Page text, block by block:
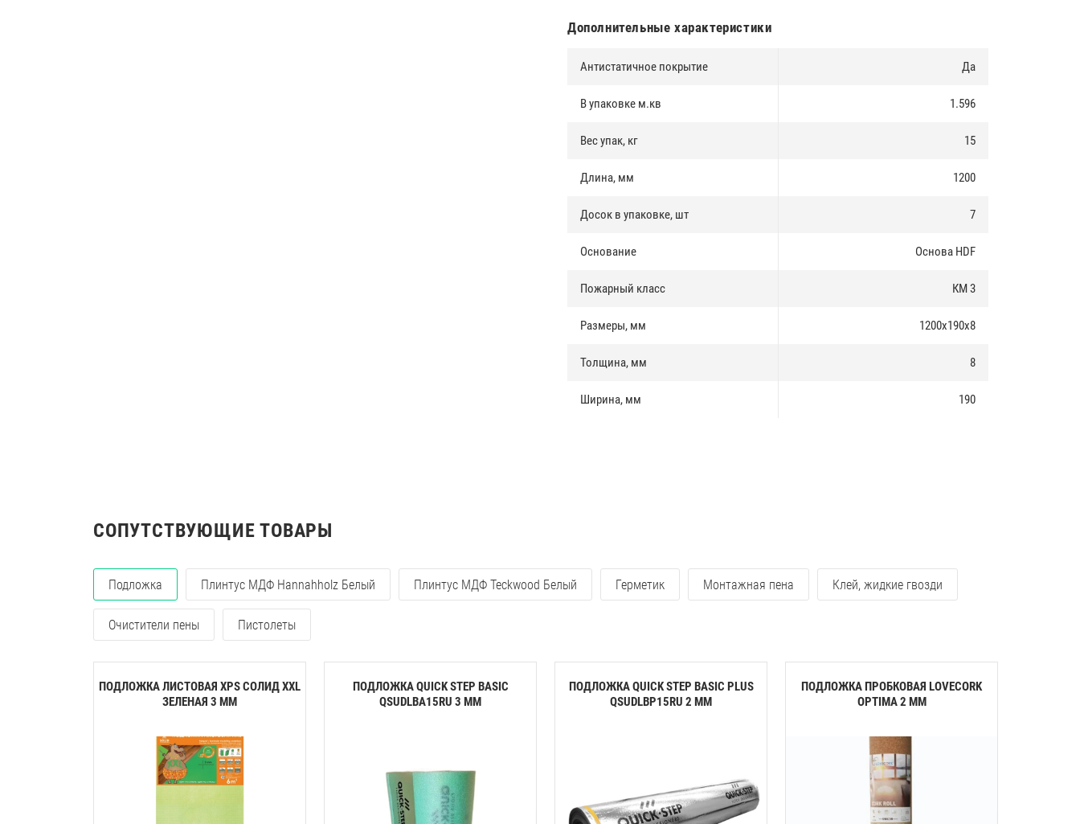
Дополнительные характеристики
Антистатичное покрытие Да
В упаковке м.кв 1.596
Вес упак, кг 15
Длина, мм 1200
Досок в упаковке, шт 7
Основание Основа HDF
Пожарный класс КМ 3
Размеры, мм 1200х190х8
Толщина, мм 8
Ширина, мм 190
СОПУТСТВУЮЩИЕ ТОВАРЫ
Подложка Плинтус МДФ Hannahholz Белый Плинтус МДФ Teckwood Белый Герметик Монтажная пена Клей, жидкие гвозди
Очистители пены Пистолеты
ПОДЛОЖКА ЛИСТОВАЯ XPS СОЛИД XXL
ЗЕЛЕНАЯ 3 ММ
ПОДЛОЖКА QUICK STEP BASIC
QSUDLBA15RU 3 ММ
ПОДЛОЖКА QUICK STEP BASIC PLUS
QSUDLBP15RU 2 ММ
ПОДЛОЖКА ПРОБКОВАЯ LOVECORK
OPTIMA 2 ММ